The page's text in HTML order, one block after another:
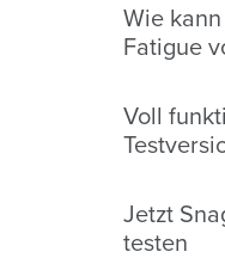
Wie
Fatigue
Voll
Jetzt
testen